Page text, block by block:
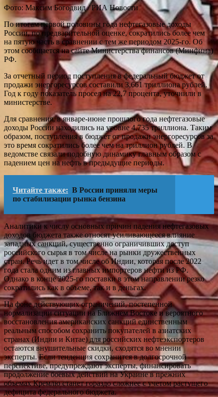
Фото: Максим Богодвид / РИА Новости
По итогам первой половины года нефтегазовые доходы
России, по предварительной оценке, сократились более чем
на пятую часть в сравнении с тем же периодом 2025-го. Об
этом сообщается на сайте Министерства финансов (Минфина)
РФ.
За отчетный период поступления в федеральный бюджет от
продажи энергоресурсов составили 3,661 триллиона рублей.
Год к году показатель просел на 22,7 процента, уточнили в
министерстве.
Для сравнения, в январе-июне прошлого года нефтегазовые
доходы России находились на уровне 4,735 триллиона. Таким
образом, поступления в бюджет от продажи энергоресурсов за
это время сократились более чем на триллион рублей. В
ведомстве связали подобную динамику главным образом с
падением цен на нефть в предыдущие периоды.
Читайте также: В России приняли меры
по стабилизации рынка бензина
Аналитики к числу основных причин падения нефтегазовых
доходов бюджета также относят усиливающееся влияние
западных санкций, существенно ограничивших доступ
российского сырья в том числе на рынки дружественных
стран. Речь идет в том числе об Индии, которая после 2022
года стала одним из главных импортеров нефти из РФ.
Однако в конце 2025-го поставки в этом направлении резко
сократились как в объеме, так и в деньгах.
На фоне действующих ограничений, постепенной
нормализации ситуации на Ближнем Востоке и вероятного
восстановления американских санкций единственным
реальным способом сохранить покупателей в азиатских
странах (Индии и Китае) для российских нефтеэкспортеров
остаются внушительные скидки, сходятся во мнении
эксперты. Если тенденция сохранится в долгосрочной
перспективе, предупреждают эксперты, финансировать
продолжение боевых действий на Украине в прежних
объемах Кремлю станет гораздо сложнее с учетом растущего
дефицита федерального бюджета.